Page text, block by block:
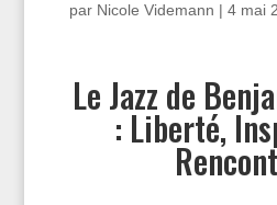
par Nicole Videmann | 4 mai
Le Jazz de
: Liberté,